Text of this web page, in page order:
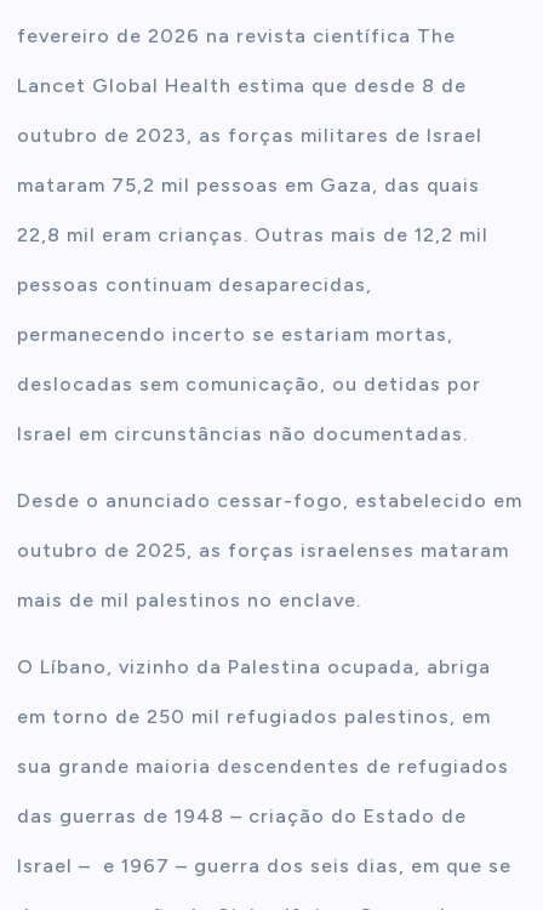
fevereiro de 2026 na revista científica The
Lancet Global Health estima que desde 8 de
outubro de 2023, as forças militares de Israel
mataram 75,2 mil pessoas em Gaza, das quais
22,8 mil eram crianças. Outras mais de 12,2 mil
pessoas continuam desaparecidas,
permanecendo incerto se estariam mortas,
deslocadas sem comunicação, ou detidas por
Israel em circunstâncias não documentadas.
Desde o anunciado cessar-fogo, estabelecido em
outubro de 2025, as forças israelenses mataram
mais de mil palestinos no enclave.
O Líbano, vizinho da Palestina ocupada, abriga
em torno de 250 mil refugiados palestinos, em
sua grande maioria descendentes de refugiados
das guerras de 1948 – criação do Estado de
Israel – e 1967 – guerra dos seis dias, em que se